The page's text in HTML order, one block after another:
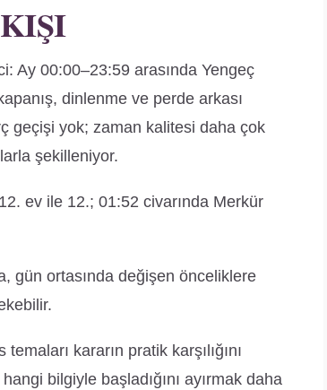
Ay 00:00–23:59 arasında Yengeç
dinlenme ve perde arkası
geçişi yok; zaman kalitesi daha çok
şekilleniyor.
ev ile 12.; 01:52 civarında Merkür
gün ortasında değişen önceliklere
temaları kararın pratik karşılığını
bilgiyle başladığını ayırmak daha